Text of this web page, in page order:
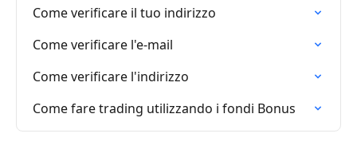
Come verificare il tuo indirizzo
Come verificare l'e-mail
Come verificare l'indirizzo
Come fare trading utilizzando i fondi Bonus